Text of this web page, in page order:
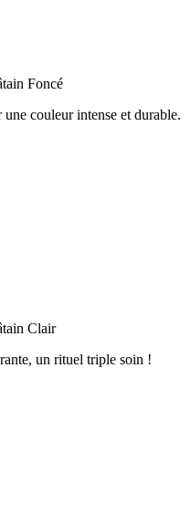
Foncé
couleur intense et durable.
Clair
un rituel triple soin !